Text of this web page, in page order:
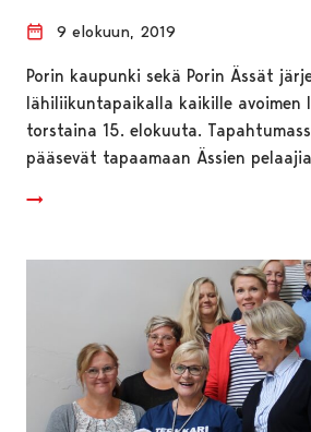
9 elokuun, 2019
Porin kaupunki sekä Porin Ässät
lähiliikuntapaikalla kaikille avoimen
torstaina 15. elokuuta.
pääsevät tapaamaan Ässien